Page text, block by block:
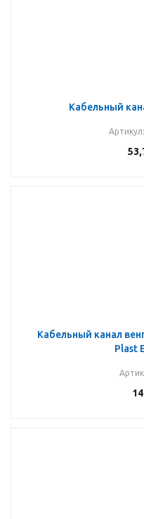
Кабельный
Артикул
Кабельный канал
Plast